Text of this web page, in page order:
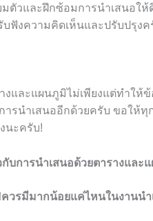
มตัวและฝึกซ้อมการนำเสนอใ
บฟังความคิดเห็นและปรับปรุงค
งและแผนภูมิไม่เพียงแต่ทำให้
ารนำเสนออีกด้วยครับ ขอให้
นะครับ!
บการนำเสนอด้วยตารางและ
วรมีมากน้อยแค่ไหนในงานนำ